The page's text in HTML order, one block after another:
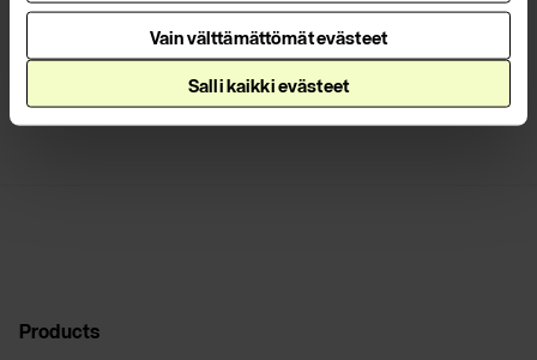
Salli kaikki evästeet
Vain välttämättömät evästeet
All news
Products